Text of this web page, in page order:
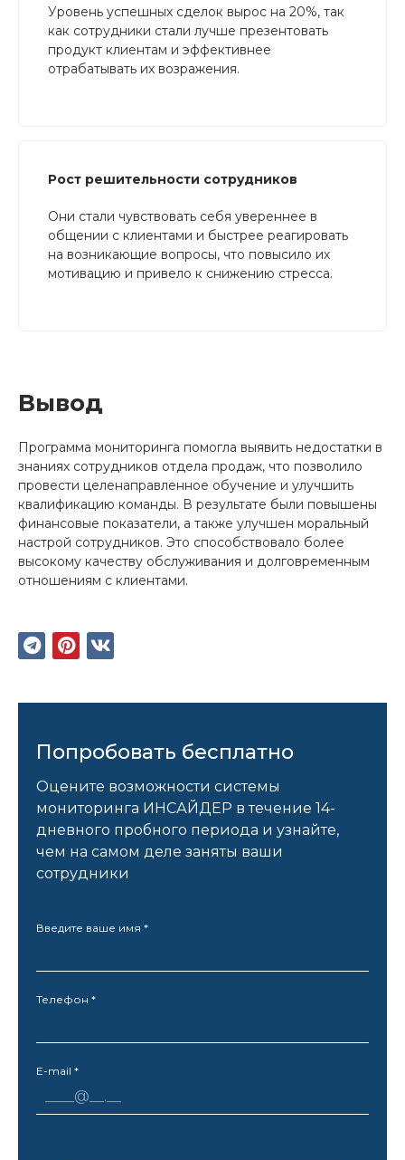
Уровень успешных сделок вырос на 20%, так
как сотрудники стали лучше презентовать
продукт клиентам и эффективнее
отрабатывать их возражения.
Рост решительности сотрудников
Они стали чувствовать себя увереннее в
общении с клиентами и быстрее реагировать
на возникающие вопросы, что повысило их
мотивацию и привело к снижению стресса.
Вывод
Программа мониторинга помогла выявить недостатки в
знаниях сотрудников отдела продаж, что позволило
провести целенаправленное обучение и улучшить
квалификацию команды. В результате были повышены
финансовые показатели, а также улучшен моральный
настрой сотрудников. Это способствовало более
высокому качеству обслуживания и долговременным
отношениям с клиентами.
Попробовать бесплатно
Оцените возможности системы
мониторинга ИНСАЙДЕР в течение 14-
дневного пробного периода и узнайте,
чем на самом деле заняты ваши
сотрудники
Введите ваше имя *
Телефон *
E-mail *